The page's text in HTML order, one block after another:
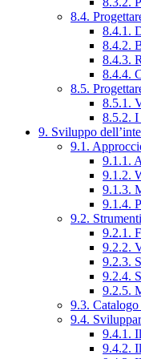
8.4.
8.4.1.
8.4.2.
8.4.3.
8.4.4.
8.5.
8.5.1.
8.5.2.
9. Sviluppo
9.1.
9.1.1.
9.1.2.
9.1.3.
9.1.4.
9.2.
9.2.1.
9.2.2.
9.2.3.
9.2.4.
9.2.5.
9.3.
9.4.
9.4.1.
9.4.2.